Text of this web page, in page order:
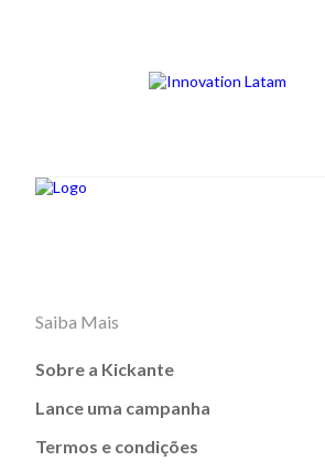
Saiba Mais
Sobre a Kickante
Lance uma campanha
Termos e condições